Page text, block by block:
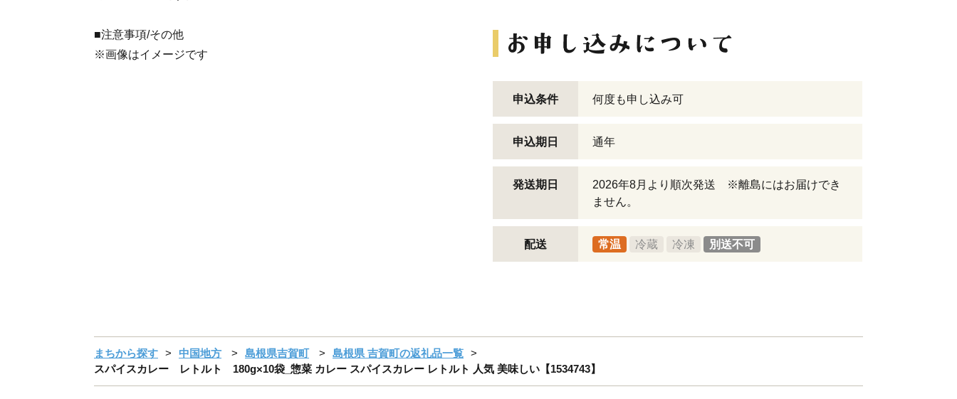
■注意事項/その他
※画像はイメージです
申込条件 何度も申し込み可
申込期日 通年
発送期日
2026年8月より順次発送 ※離島にはお届けでき
ません。
配送 常温 冷蔵 冷凍 別送不可
まちから探す 中国地方 島根県吉賀町
島根県 吉賀町の返礼品一覧
スパイスカレー レトルト 180g×10袋_惣菜 カレー スパイスカレー レトルト 人気 美味しい【1534743】